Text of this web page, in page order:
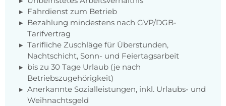
Fahrdienst zum Betrieb
Bezahlung mindestens nach GVP/DGB-
Tarifvertrag
Tarifliche Zuschläge für Überstunden,
Nachtschicht, Sonn- und Feiertagsarbeit
bis zu 30 Tage Urlaub (je nach
Betriebszugehörigkeit)
Anerkannte Sozialleistungen, inkl. Urlaubs- und
Weihnachtsgeld